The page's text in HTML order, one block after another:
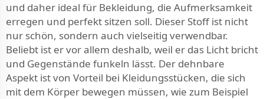
und daher ideal für Bekleidung, die Aufmerksamkeit
erregen und perfekt sitzen soll. Dieser Stoff ist nicht
nur schön, sondern auch vielseitig verwendbar.
Beliebt ist er vor allem deshalb, weil er das Licht bricht
und Gegenstände funkeln lässt. Der dehnbare
Aspekt ist von Vorteil bei Kleidungsstücken, die sich
mit dem Körper bewegen müssen, wie zum Beispiel